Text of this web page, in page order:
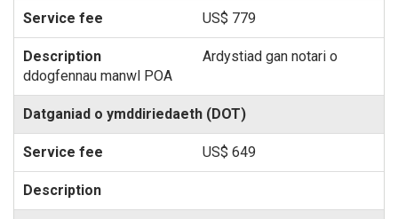
US$ 779
Ardystiad gan notari o
ddogfennau manwl POA
Datganiad o ymddiriedaeth (DOT)
US$ 649